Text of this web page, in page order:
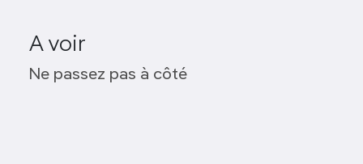
A voir
Ne passez pas à côté
Palmach Museum